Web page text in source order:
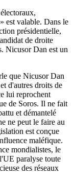
est valable. Dans le
présidentielle,
de droite
Nicusor Dan est un
que Nicusor Dan
d'autres droits de
lui reprochent
de Soros. Il ne fait
et démantelé
ne peut le faire au
est conçue
maléfique.
mondialistes, le
paralyse toute
des réseaux